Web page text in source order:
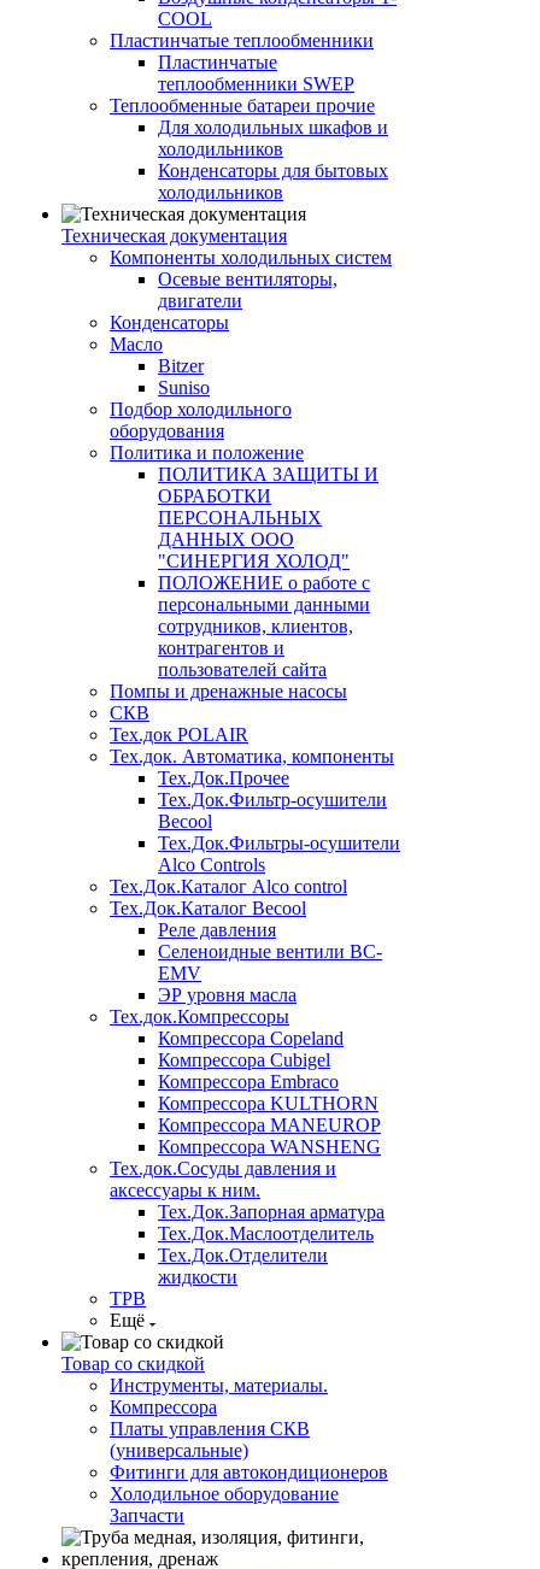
COOL
Пластинчатые теплообменники
Пластинчатые
теплообменники SWEP
Теплообменные батареи прочие
Для холодильных шкафов и
холодильников
Конденсаторы для бытовых
холодильников
Техническая документация
Компоненты холодильных систем
Осевые вентиляторы,
двигатели
Конденсаторы
Масло
Bitzer
Suniso
Подбор холодильного
оборудования
Политика и положение
ПОЛИТИКА ЗАЩИТЫ И
ОБРАБОТКИ
ПЕРСОНАЛЬНЫХ
ДАННЫХ ООО
"СИНЕРГИЯ ХОЛОД"
ПОЛОЖЕНИЕ о работе с
персональными данными
сотрудников, клиентов,
контрагентов и
пользователей сайта
Помпы и дренажные насосы
СКВ
Тех.док POLAIR
Тех.док. Автоматика, компоненты
Тех.Док.Прочее
Тех.Док.Фильтр-осушители
Becool
Тех.Док.Фильтры-осушители
Alco Controls
Тех.Док.Каталог Alco control
Тех.Док.Каталог Becool
Реле давления
Селеноидные вентили BC-
EMV
ЭР уровня масла
Тех.док.Компрессоры
Компрессора Copeland
Компрессора Cubigel
Компрессора Embraco
Компрессора KULTHORN
Компрессора MANEUROP
Компрессора WANSHENG
Тех.док.Сосуды давления и
аксессуары к ним.
Тех.Док.Запорная арматура
Тех.Док.Маслоотделитель
Тех.Док.Отделители
жидкости
ТРВ
Ещё
Товар со скидкой
Инструменты, материалы.
Компрессора
Платы управления СКВ
(универсальные)
Фитинги для автокондиционеров
Холодильное оборудование
Запчасти